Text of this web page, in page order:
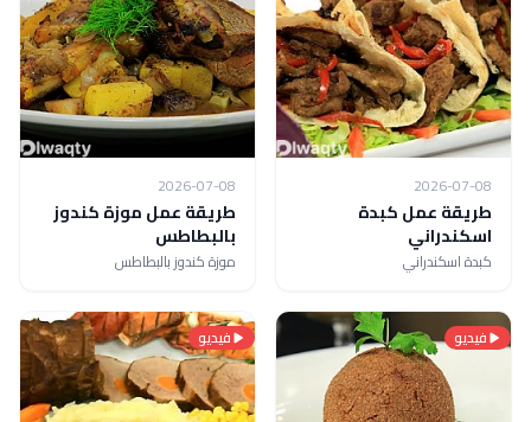
2026-07-08
طريقة عمل كبدة
اسكندراني
كبدة اسكندراني
2026-07-08
طريقة عمل موزة كندوز
بالبطاطس
موزة كندوز بالبطاطس
فيديو فيديو